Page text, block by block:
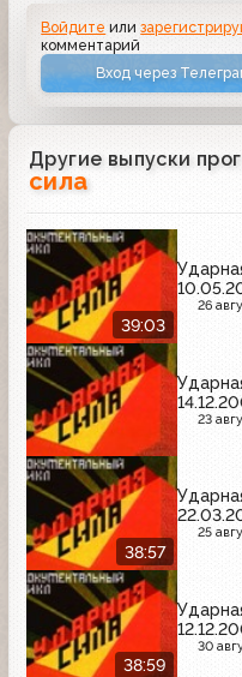
Войдите или
комментарий
Вход через
Другие выпуски
сила
39:03
26
23
38:57
25
38:59
30